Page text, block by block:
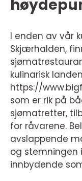
I enden av vår
Skjærhalden,
kulinarisk
https://
som er rik på
sjømatretter,
for råvarene.
avslappende
og stemningen
innbydende